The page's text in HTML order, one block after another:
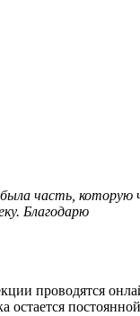
часть,
Благодарю
проводятся